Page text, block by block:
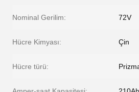
Nominal Gerilim: 72V
Hücre Kimyası: Çin
Hücre türü: